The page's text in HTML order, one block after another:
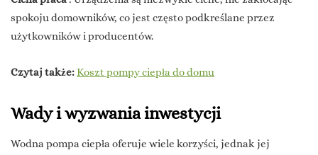
spokoju domowników, co jest często podkreślane przez
użytkowników i producentów.
Czytaj także:Koszt pompy ciepła do domu
Wady i wyzwania inwestycji
Wodna pompa ciepła oferuje wiele korzyści, jednak jej